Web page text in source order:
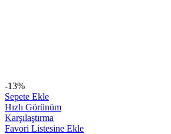
-13%
Sepete Ekle
Hızlı Görünüm
Karşılaştırma
Favori Listesine Ekle